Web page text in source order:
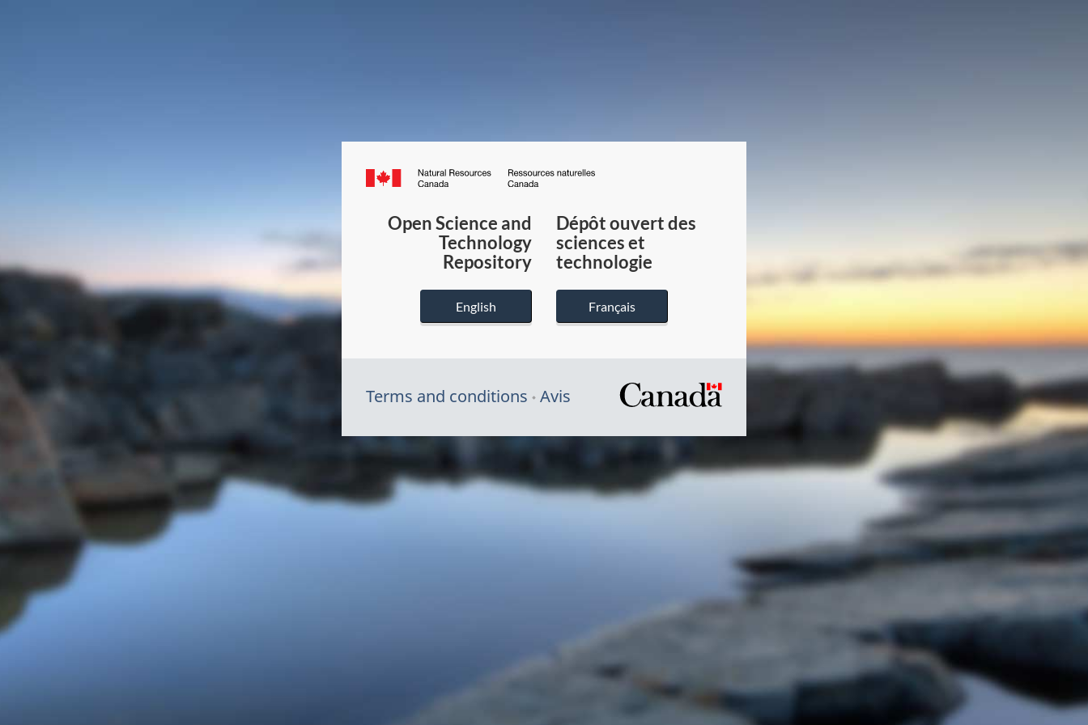
Canada.ca
du
Canada
Open Science and
Technology
Repository
English
Dépôt ouvert des
sciences et
technologie
Français
Terms and conditions Avis
/
Symbole
gouvernement